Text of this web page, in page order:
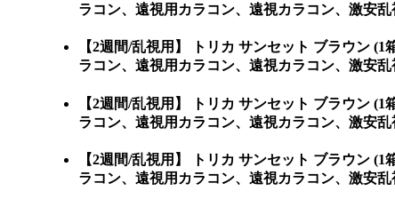
ラコン、遠視用カラコン、遠視カラコン、激安
【2週間/乱視用】 トリカ サンセット ブラウン
ラコン、遠視用カラコン、遠視カラコン、激安
【2週間/乱視用】 トリカ サンセット ブラウン
ラコン、遠視用カラコン、遠視カラコン、激安
【2週間/乱視用】 トリカ サンセット ブラウン
ラコン、遠視用カラコン、遠視カラコン、激安